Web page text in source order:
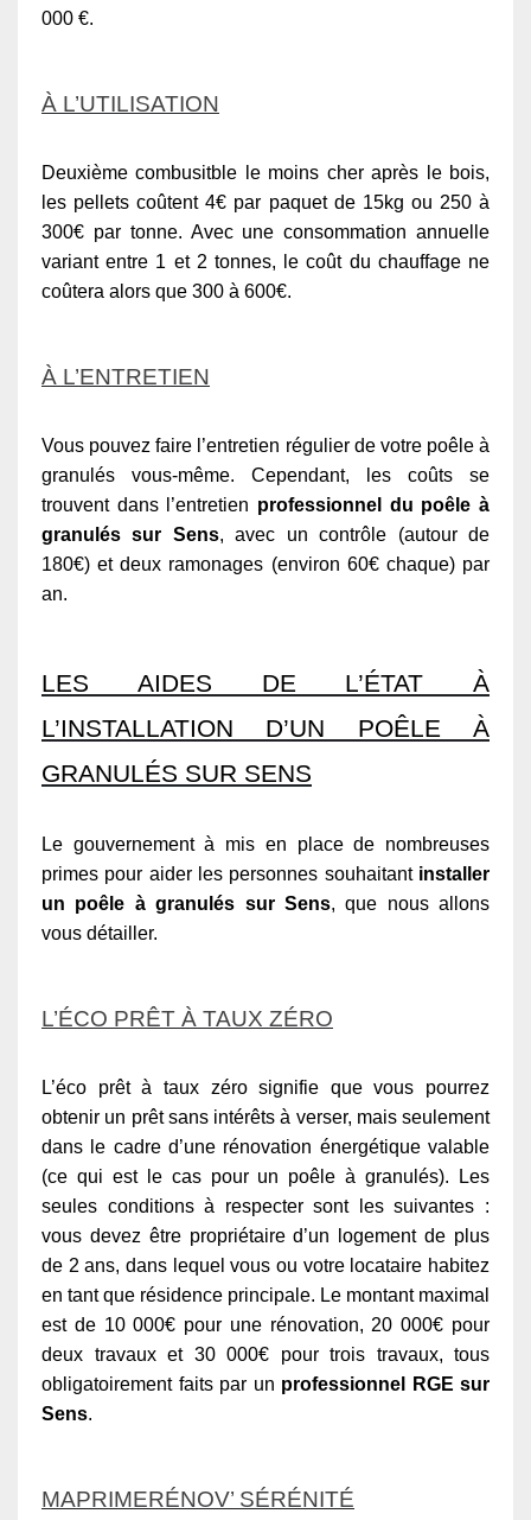
000 €.
À L’UTILISATION
Deuxième combusitble le moins cher après le bois,
les pellets coûtent 4€ par paquet de 15kg ou 250 à
300€ par tonne. Avec une consommation annuelle
variant entre 1 et 2 tonnes, le coût du chauffage ne
coûtera alors que 300 à 600€.
À L’ENTRETIEN
Vous pouvez faire l’entretien régulier de votre poêle à
granulés vous-même. Cependant, les coûts se
trouvent dans l’entretien professionnel du poêle à
granulés sur Sens, avec un contrôle (autour de
180€) et deux ramonages (environ 60€ chaque) par
an.
LES AIDES DE L’ÉTAT À
L’INSTALLATION D’UN POÊLE À
GRANULÉS SUR SENS
Le gouvernement à mis en place de nombreuses
primes pour aider les personnes souhaitant installer
un poêle à granulés sur Sens, que nous allons
vous détailler.
L’ÉCO PRÊT À TAUX ZÉRO
L’éco prêt à taux zéro signifie que vous pourrez
obtenir un prêt sans intérêts à verser, mais seulement
dans le cadre d’une rénovation énergétique valable
(ce qui est le cas pour un poêle à granulés). Les
seules conditions à respecter sont les suivantes :
vous devez être propriétaire d’un logement de plus
de 2 ans, dans lequel vous ou votre locataire habitez
en tant que résidence principale. Le montant maximal
est de 10 000€ pour une rénovation, 20 000€ pour
deux travaux et 30 000€ pour trois travaux, tous
obligatoirement faits par un professionnel RGE sur
Sens.
MAPRIMERÉNOV’ SÉRÉNITÉ